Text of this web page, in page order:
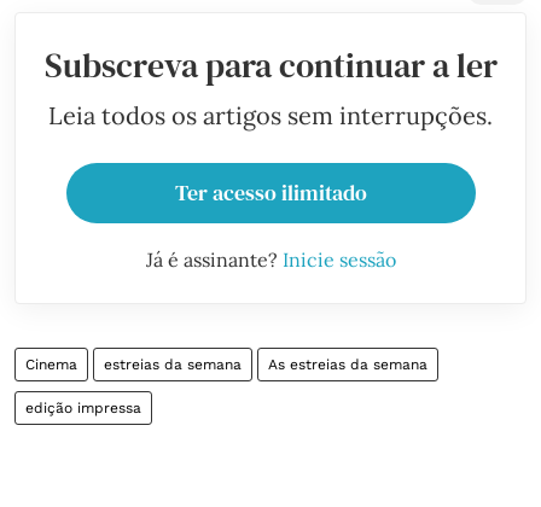
Subscreva para continuar a ler
Leia todos os artigos sem interrupções.
Ter acesso ilimitado
Já é assinante? Inicie sessão
Cinema estreias da semana As estreias da semana
edição impressa